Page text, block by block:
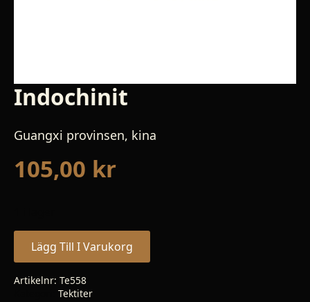
Indochinit
Guangxi provinsen, kina
105,00 kr
Lägg Till I Varukorg
Artikelnr: Te558
Tektiter